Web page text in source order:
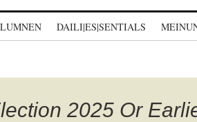
DAILI|ES|SENTIALS
2025 Or